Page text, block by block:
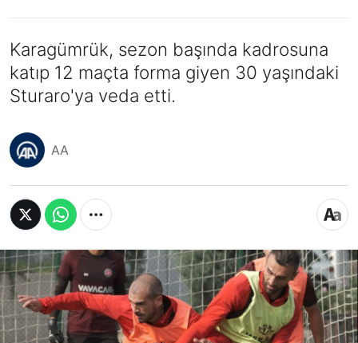
Karagümrük, sezon başında kadrosuna
katıp 12 maçta forma giyen 30 yaşındaki
Sturaro'ya veda etti.
AA